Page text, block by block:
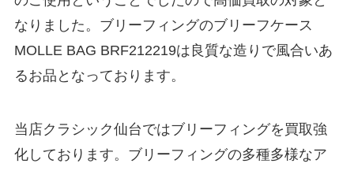
なりました。ブリーフィングのブリーフケース
MOLLE BAG BRF212219は良質な造りで風合いあ
るお品となっております。
当店クラシック仙台ではブリーフィングを買取強
化しております。ブリーフィングの多種多様なア